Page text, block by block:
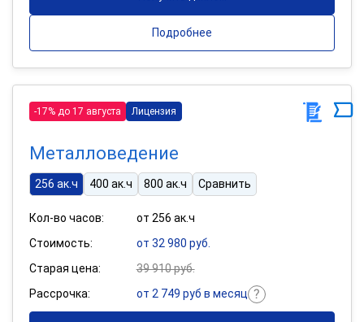
Подробнее
-17% до 17 августа Лицензия
Металловедение
256 ак.ч 400 ак.ч 800 ак.ч Сравнить
Кол-во часов:
от 256 ак.ч
Стоимость:
от 32 980 руб.
Старая цена:
39 910 руб.
Рассрочка:
от 2 749 руб в месяц